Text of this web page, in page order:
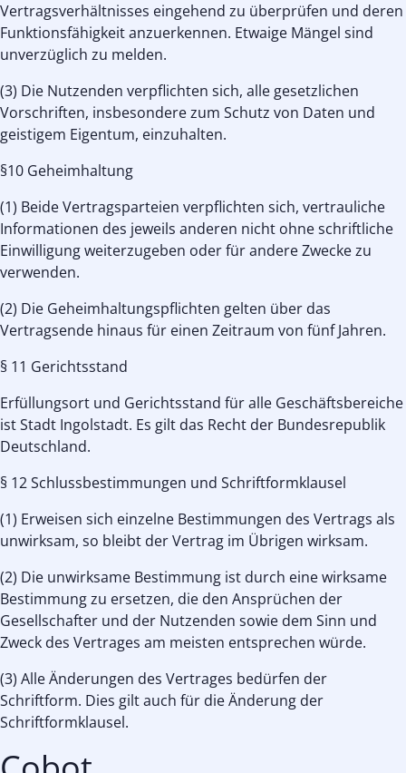
Vertragsverhältnisses eingehend zu überprüfen und deren
Funktionsfähigkeit anzuerkennen. Etwaige Mängel sind
unverzüglich zu melden.
(3) Die Nutzenden verpflichten sich, alle gesetzlichen
Vorschriften, insbesondere zum Schutz von Daten und
geistigem Eigentum, einzuhalten.
§10 Geheimhaltung
(1) Beide Vertragsparteien verpflichten sich, vertrauliche
Informationen des jeweils anderen nicht ohne schriftliche
Einwilligung weiterzugeben oder für andere Zwecke zu
verwenden.
(2) Die Geheimhaltungspflichten gelten über das
Vertragsende hinaus für einen Zeitraum von fünf Jahren.
§ 11 Gerichtsstand
Erfüllungsort und Gerichtsstand für alle Geschäftsbereiche
ist Stadt Ingolstadt. Es gilt das Recht der Bundesrepublik
Deutschland.
§ 12 Schlussbestimmungen und Schriftformklausel
(1) Erweisen sich einzelne Bestimmungen des Vertrags als
unwirksam, so bleibt der Vertrag im Übrigen wirksam.
(2) Die unwirksame Bestimmung ist durch eine wirksame
Bestimmung zu ersetzen, die den Ansprüchen der
Gesellschafter und der Nutzenden sowie dem Sinn und
Zweck des Vertrages am meisten entsprechen würde.
(3) Alle Änderungen des Vertrages bedürfen der
Schriftform. Dies gilt auch für die Änderung der
Schriftformklausel.